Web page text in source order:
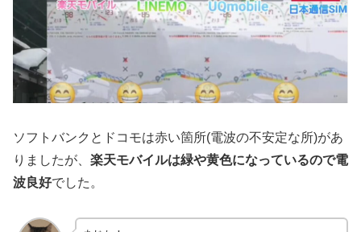
ソフトバンクとドコモは赤い箇所(電波の不安定な所)があ
りましたが、 楽天モバイルは緑や黄色になっているので電
波良好でした。